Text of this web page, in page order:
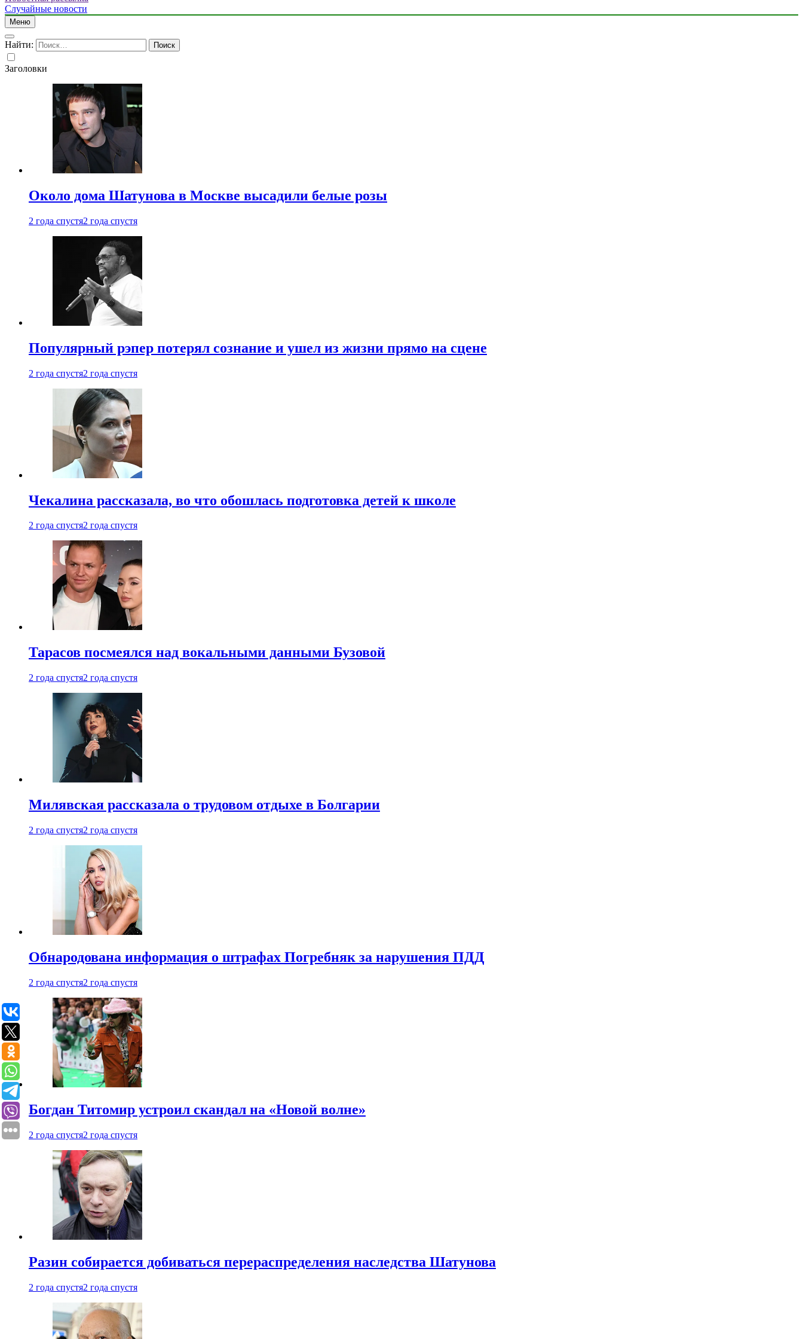
Случайные новости
Меню
Найти:
Заголовки
Около дома Шатунова в Москве высадили белые розы
2 года спустя2 года спустя
Популярный рэпер потерял сознание и ушел из жизни прямо на сцене
2 года спустя2 года спустя
Чекалина рассказала, во что обошлась подготовка детей к школе
2 года спустя2 года спустя
Тарасов посмеялся над вокальными данными Бузовой
2 года спустя2 года спустя
Милявская рассказала о трудовом отдыхе в Болгарии
2 года спустя2 года спустя
Обнародована информация о штрафах Погребняк за нарушения ПДД
2 года спустя2 года спустя
Богдан Титомир устроил скандал на «Новой волне»
2 года спустя2 года спустя
Разин собирается добиваться перераспределения наследства Шатунова
2 года спустя2 года спустя